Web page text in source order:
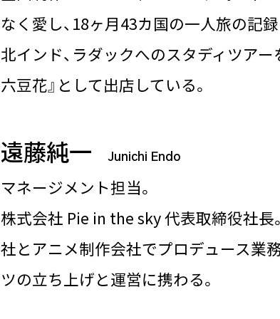
なく愛し、18ヶ月43カ国の一人旅の記
北インド、ラダックへのスタディツア
六豆花』として出店している。
遠藤純一 Junichi Endo
マネージメント担当。
株式会社 Pie in the sky 代表取締役社
社とアニメ制作会社でプロデュース業
ツの立ち上げと運営に携わる。